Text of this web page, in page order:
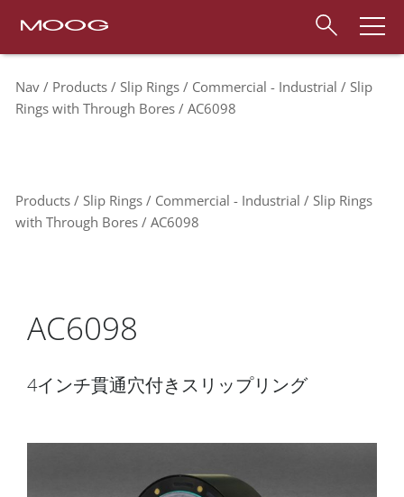
Nav Products Slip Rings Commercial - Industrial
Slip
Rings with Through Bores
AC6098
Products Slip Rings Commercial - Industrial
Slip Rings
with Through Bores
AC6098
AC6098
4インチ貫通穴付きスリップリング